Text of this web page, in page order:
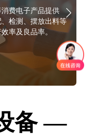
费电子产品提供
检测、摆放出料等
率及良品率。
备 —